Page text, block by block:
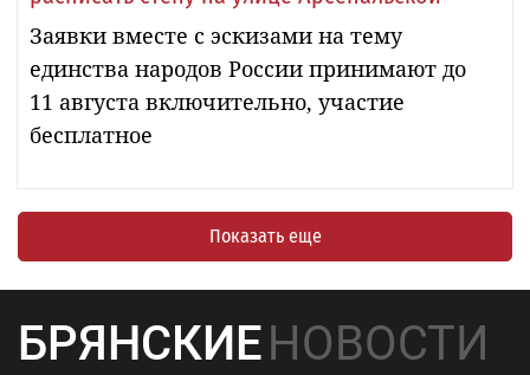
Заявки вместе с эскизами на тему
единства народов России принимают до
11 августа включительно, участие
бесплатное
Показать еще
БРЯНСКИЕНОВОСТИ